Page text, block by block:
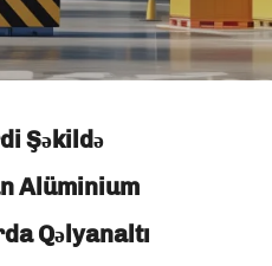
Şəkildə
Alüminium
Qəlyanaltı